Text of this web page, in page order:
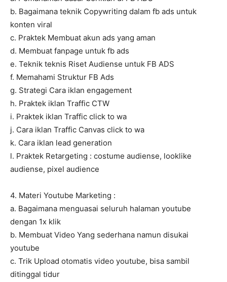
b. Bagaimana teknik Copywriting dalam fb ads untuk
konten viral
c. Praktek Membuat akun ads yang aman
d. Membuat fanpage untuk fb ads
e. Teknik teknis Riset Audiense untuk FB ADS
f. Memahami Struktur FB Ads
g. Strategi Cara iklan engagement
h. Praktek iklan Traffic CTW
i. Praktek iklan Traffic click to wa
j. Cara iklan Traffic Canvas click to wa
k. Cara iklan lead generation
l. Praktek Retargeting : costume audiense, looklike
audiense, pixel audience
4. Materi Youtube Marketing :
a. Bagaimana menguasai seluruh halaman youtube
dengan 1x klik
b. Membuat Video Yang sederhana namun disukai
youtube
c. Trik Upload otomatis video youtube, bisa sambil
ditinggal tidur